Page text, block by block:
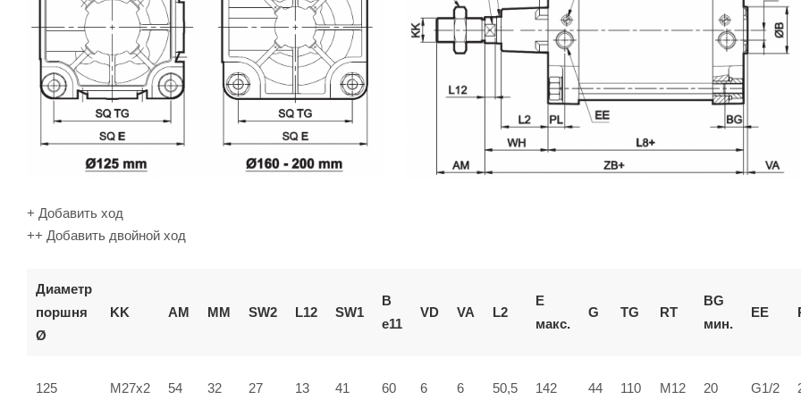
+ Добавить ход
++ Добавить двойной ход
Диаметр
поршня
Ø
KK AM ММ SW2 L12 SW1
В
e11
VD VA L2
E
макс.
G TG RT
BG
мин.
EE
125 M27x2 54 32 27 13 41 60 6 6 50,5 142 44 110 M12 20 G1/2